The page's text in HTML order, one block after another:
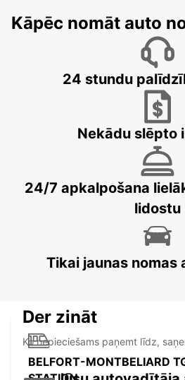
PRATTELN GERBER
PRATTELN - SWITZERLAND
OLTEN PARKING NEUHARD
SOLOTHURN ZUCHWIL
ZUCHWIL - SWITZERLAND
BELFORT-MONTBELIARD
Kāpēc nomāt auto
24 stundu
Nekādu slēpto
24/7 apkalpošana
lidostu
Tikai jaunas nomas
Der zināt
Ko nepieciešams paņemt līdz,